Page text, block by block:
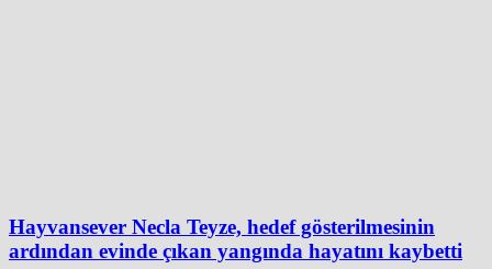
Hayvansever Necla Teyze, hedef gösterilmesinin
ardından evinde çıkan yangında hayatını kaybetti